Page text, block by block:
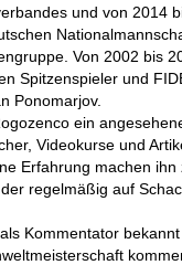
und von 2014
Von 2002 bis
Spitzenspieler und
Ponomarjov.
ein
Videokurse und
Erfahrung machen ihn
regelmäßig auf
Kommentator